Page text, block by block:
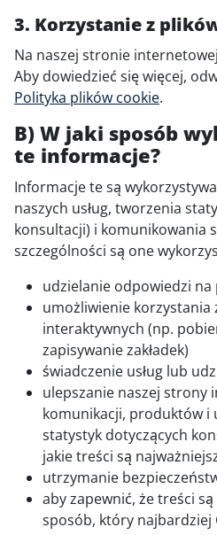
3. Korzystanie z
Na naszej stronie
Aby dowiedzieć się więcej,
Polityka plików cookie.
B) W jaki sposób
te informacje?
Informacje te są
naszych usług, tworzenia
konsultacji) i komunikowania
szczególności są one
udzielanie odpowiedzi
umożliwienie korzystania
interaktywnych (np.
zapisywanie zakładek)
świadczenie usług lub
ulepszanie naszej strony
komunikacji, produktów i
statystyk dotyczących
jakie treści są
utrzymanie
aby zapewnić, że treści
sposób, który najbardziej